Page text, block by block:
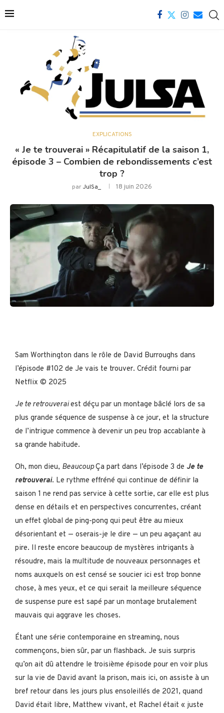
EXPLICATIONS
« Je te trouverai » Récapitulatif de la saison 1,
épisode 3 – Combien de rebondissements c’est
trop ?
parJulSa_ 18 juin 2026
Sam Worthington dans le rôle de David Burroughs dans
l’épisode #102 de Je vais te trouver. Crédit fourni par
Netflix © 2025
Je te retrouveraiest déçu par un montage bâclé lors de sa
plus grande séquence de suspense à ce jour, et la structure
de l’intrigue commence à devenir un peu trop accablante à
sa grande habitude.
Oh, mon dieu, BeaucoupÇa part dans l’épisode 3 de Je te
retrouverai. Le rythme effréné qui continue de définir la
saison 1 ne rend pas service à cette sortie, car elle est plus
dense en détails et en perspectives concurrentes, créant
un effet global de ping-pong qui peut être au mieux
désorientant et — oserais-je le dire — un peu agaçant au
pire. Il reste encore beaucoup de mystères intrigants à
résoudre, mais la multitude de nouveaux personnages et
noms auxquels on est censé se soucier ici est trop bonne
chose, à mes yeux, et ce qui serait la meilleure séquence
de suspense pure est sapé par un montage brutalement
mauvais qui aggrave les choses.
Étant une série contemporaine en streaming, nous
commençons, bien sûr, par un flashback. Je suis surpris
qu’on ait dû attendre le troisième épisode pour en voir plus
sur la vie de David avant la prison, mais ici, on assiste à un
bref retour dans les jours plus ensoleillés de 2021, quand
David était libre, Matthew vivant, et Rachel était « juste